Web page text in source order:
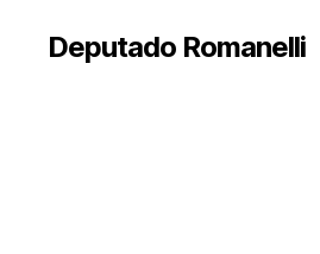
Deputado Romanelli